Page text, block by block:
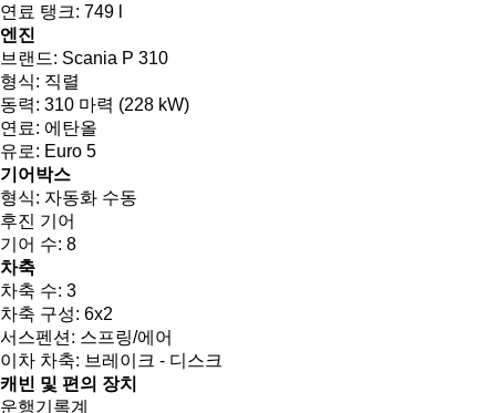
연료 탱크: 749 l
엔진
브랜드: Scania P 310
형식: 직렬
동력: 310 마력 (228 kW)
연료: 에탄올
유로: Euro 5
기어박스
형식: 자동화 수동
후진 기어
기어 수: 8
차축
차축 수: 3
차축 구성: 6x2
서스펜션: 스프링/에어
이차 차축: 브레이크 - 디스크
캐빈 및 편의 장치
운행기록계